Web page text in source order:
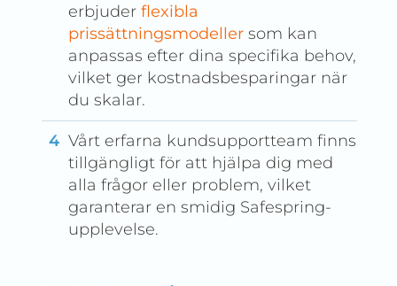
erbjuder flexibla
prissättningsmodellersom kan
anpassas efter dina specifika behov,
vilket ger kostnadsbesparingar när
du skalar.
Vårt erfarna kundsupportteam finns
tillgängligt för att hjälpa dig med
alla frågor eller problem, vilket
garanterar en smidig Safespring-
upplevelse.